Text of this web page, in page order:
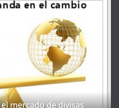
mercado de divisas